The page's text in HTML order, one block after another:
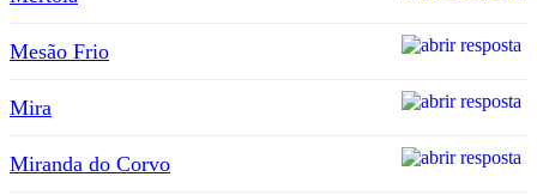
Mesão Frio
Mira
Miranda do Corvo